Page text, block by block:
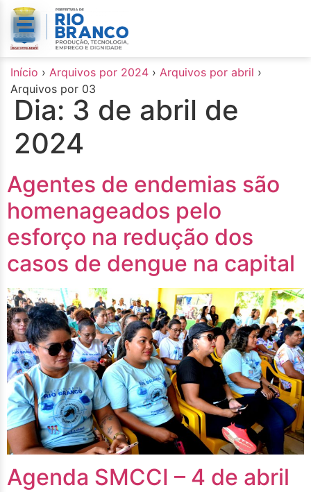
conteúdo
Início › Arquivos por 2024 › Arquivos por abril ›
Arquivos por 03
Dia: 3 de abril de
2024
Agentes de endemias são
homenageados pelo
esforço na redução dos
casos de dengue na capital
Agenda SMCCI – 4 de abril